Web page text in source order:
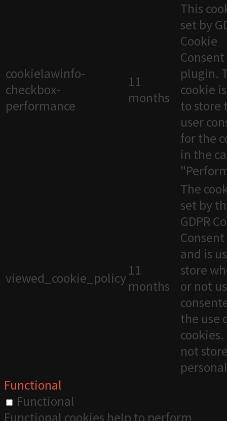
cookielawinfo-
checkbox-
performance
11
months
This
set by
Cookie
Consent
plugin.
cookie
to store
user
for the
in the
viewed_cookie_policy 11
months
The
set by
GDPR
and is
store
or not
the use
not
Functional
Functional
Functional cookies help to perform